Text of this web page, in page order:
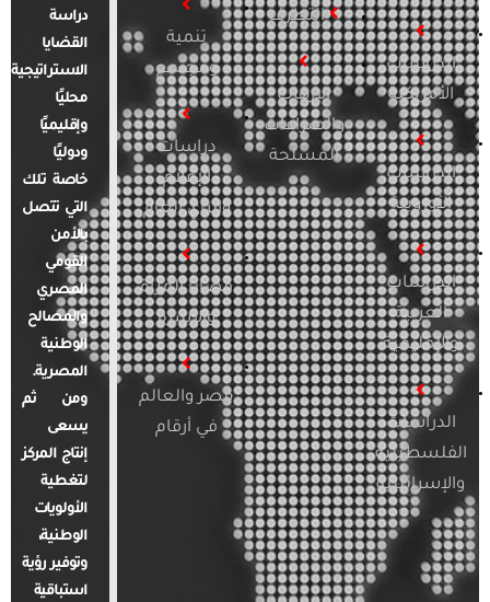
الدراسات
الأمريكية
الدراسات
الأوروبية
الدراسات
العربية
والإقليمية
الدراسات
الفلسطينية
والإسرائيلية
التطرف
الإرهاب
والصراعات
المسلحة
تنمية
ومجتمع
دراسات
الإعلام
والرأي العام
قضايا المرأة
والأسرة
مصر والعالم
في أرقام
دراسة
القضايا
الاستراتيجية
محليًا
وإقليميًا
ودوليًا
خاصة تلك
التي تتصل
بالأمن
القومي
المصري
والمصالح
الوطنية
المصرية.
ومن ثم
يسعى
إنتاج المركز
لتغطية
الأولويات
الوطنية،
وتوفير رؤية
استباقية